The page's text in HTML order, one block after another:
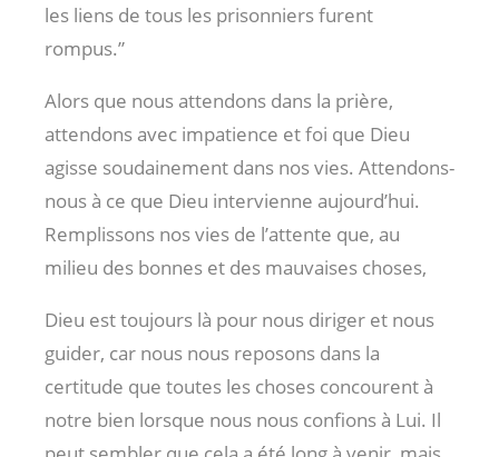
les liens de tous les prisonniers furent
rompus.”
Alors que nous attendons dans la prière,
attendons avec impatience et foi que Dieu
agisse soudainement dans nos vies. Attendons-
nous à ce que Dieu intervienne aujourd’hui.
Remplissons nos vies de l’attente que, au
milieu des bonnes et des mauvaises choses,
Dieu est toujours là pour nous diriger et nous
guider, car nous nous reposons dans la
certitude que toutes les choses concourent à
notre bien lorsque nous nous confions à Lui. Il